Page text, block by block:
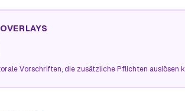
Vorschriften, die zusätzliche Pflichten auslösen